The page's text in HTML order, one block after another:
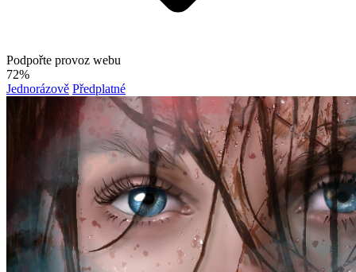
Podpořte provoz webu
72%
Jednorázově Předplatné